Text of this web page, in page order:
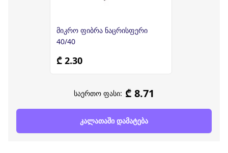
მიკრო ფიბრა ნაცრისფერი
40/40
₾ 2.30
საერთო ფასი: ₾ 8.71
კალათაში დამატება